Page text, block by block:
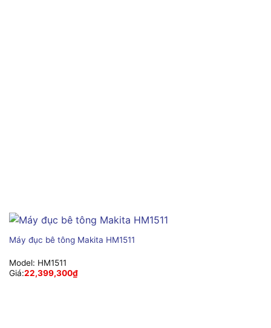
Máy đục bê tông Makita HM1511
Model: HM1511
Giá:22,399,300₫